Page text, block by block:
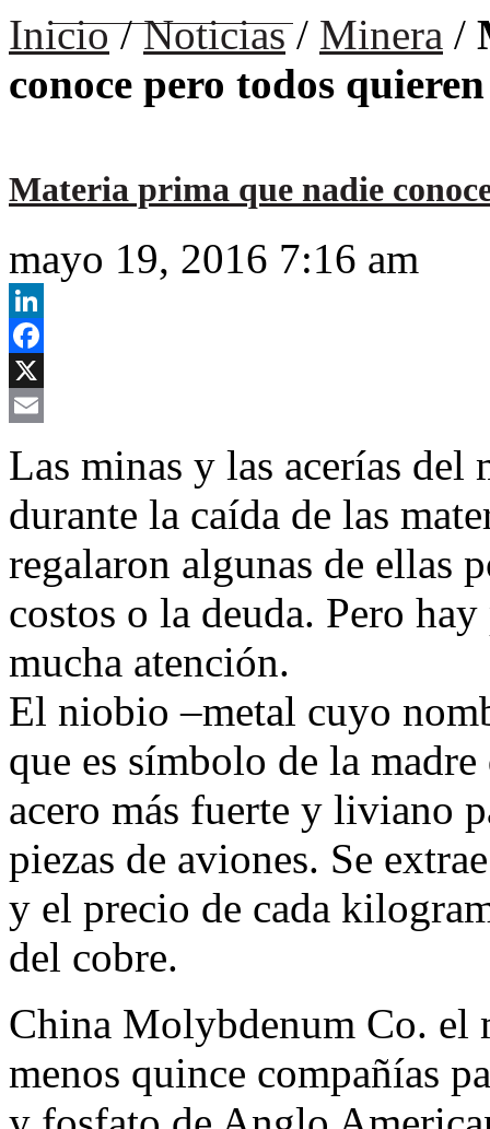
Inicio/Noticias/ Minera /
conoce pero todos
Materia prima que nadie
mayo 19, 2016 7:16 am
LinkedIn
Facebook
X
Las minas y las acerías del
durante la caída de las
regalaron algunas de ellas
costos o la deuda. Pero
mucha atención.
El niobio –metal cuyo
que es símbolo de la
acero más fuerte y liviano
piezas de aviones. Se
y el precio de cada
del cobre.
China Molybdenum Co. el
menos quince compañías